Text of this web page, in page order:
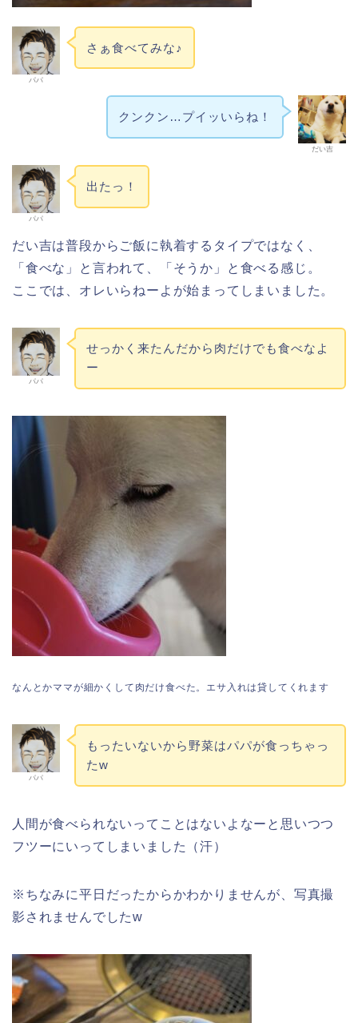
パパ
さぁ食べてみな♪
だい吉
クンクン…プイッいらね！
パパ
出たっ！
だい吉は普段からご飯に執着するタイプではなく、
「食べな」と言われて、「そうか」と食べる感じ。
ここでは、オレいらねーよが始まってしまいました。
パパ
せっかく来たんだから肉だけでも食べなよ
ー
なんとかママが細かくして肉だけ食べた。エサ入れは貸してくれます
パパ
もったいないから野菜はパパが食っちゃっ
たw
人間が食べられないってことはないよなーと思いつつ
フツーにいってしまいました（汗）
※ちなみに平日だったからかわかりませんが、写真撮
影されませんでしたw